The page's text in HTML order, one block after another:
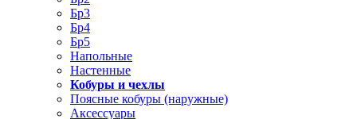
Бр3
Бр4
Бр5
Напольные
Настенные
Кобуры и чехлы
Поясные кобуры (наружные)
Аксессуары